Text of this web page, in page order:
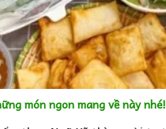
món ngon mang về này nhé!